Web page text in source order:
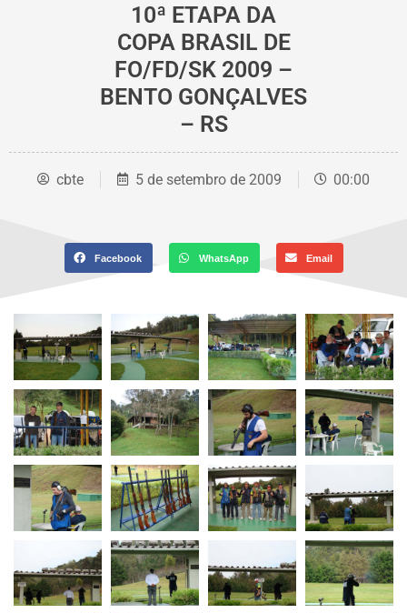
10ª ETAPA DA
COPA BRASIL DE
FO/FD/SK 2009 –
BENTO GONÇALVES
– RS
cbte 5 de setembro de 2009 00:00
Facebook WhatsApp Email